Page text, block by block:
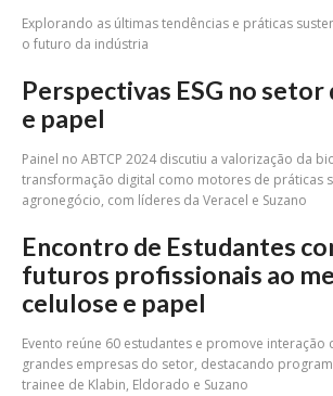
Explorando as últimas tendências e práticas
o futuro da indústria
Perspectivas ESG no setor
e papel
Painel no ABTCP 2024 discutiu a valorização da
transformação digital como motores de práticas
agronegócio, com líderes da Veracel e Suzano
Encontro de Estudantes
futuros profissionais ao
celulose e papel
Evento reúne 60 estudantes e promove interação
grandes empresas do setor, destacando
trainee de Klabin, Eldorado e Suzano